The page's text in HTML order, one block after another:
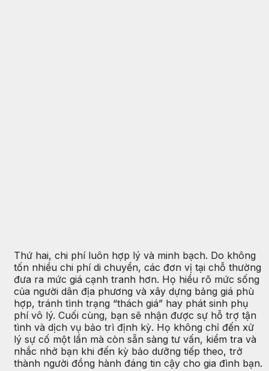
Thứ hai, chi phí luôn hợp lý và minh bạch. Do không
tốn nhiều chi phí di chuyển, các đơn vị tại chỗ thường
đưa ra mức giá cạnh tranh hơn. Họ hiểu rõ mức sống
của người dân địa phương và xây dựng bảng giá phù
hợp, tránh tình trạng “thách giá” hay phát sinh phụ
phí vô lý. Cuối cùng, bạn sẽ nhận được sự hỗ trợ tận
tình và dịch vụ bảo trì định kỳ. Họ không chỉ đến xử
lý sự cố một lần mà còn sẵn sàng tư vấn, kiểm tra và
nhắc nhở bạn khi đến kỳ bảo dưỡng tiếp theo, trở
thành người đồng hành đáng tin cậy cho gia đình bạn.